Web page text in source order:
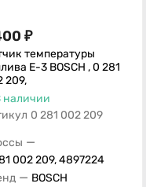
₽
температуры
Е-3 BOSCH , 0 281
209,
наличии
0 281 002 209
—
002 209, 4897224
— BOSCH